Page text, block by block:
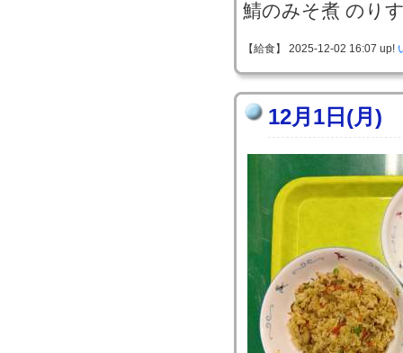
鯖のみそ煮 のり
【給食】 2025-12-02 16:07 up!
12月1日(月)